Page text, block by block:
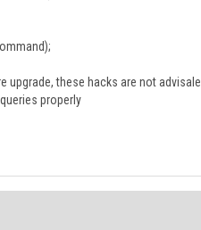
upgrade, these hacks are not advisale
properly